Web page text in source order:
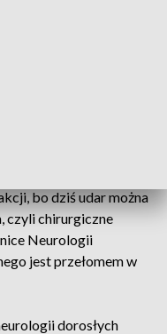
bo dziś udar można
czyli chirurgiczne
Neurologii
jest przełomem w
dorosłych